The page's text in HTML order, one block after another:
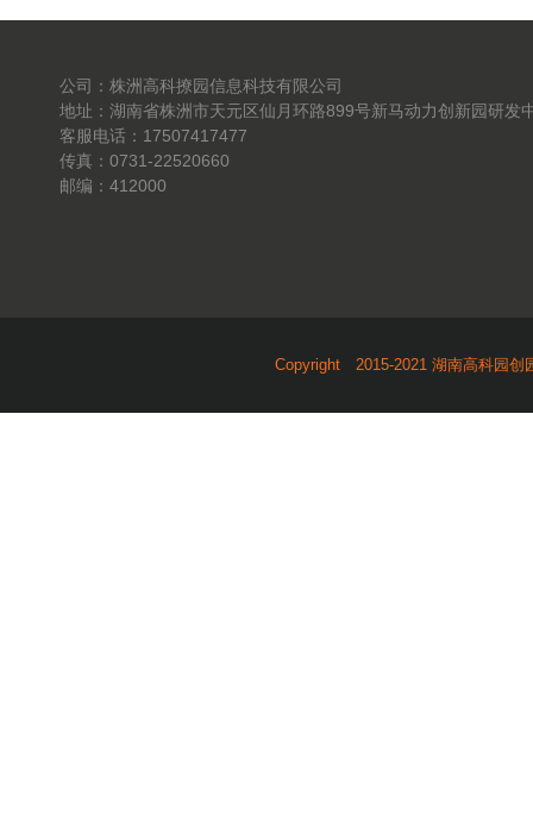
公司：株洲高科撩园信息科技有限公司
地址：湖南省株洲市天元区仙月环路899号新马动力创新园研发
客服电话：17507417477
传真：0731-22520660
邮编：412000
Copyright 2015-2021 湖南高科园创